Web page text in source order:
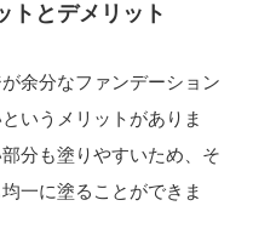
トとデメリット
余分なファンデーション
いうメリットがありま
分も塗りやすいため、そ
一に塗ることができま